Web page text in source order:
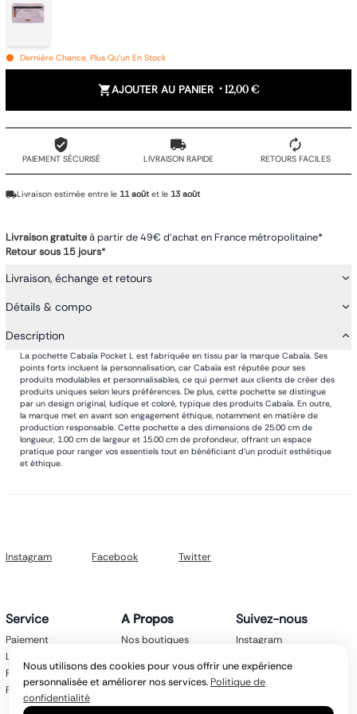
Dernière Chance, Plus Qu'un En Stock
AJOUTER AU PANIER •12,00 €
PAIEMENT SÉCURISÉ LIVRAISON RAPIDE RETOURS FACILES
Livraison estimée entre le 11 août et le 13 août
Livraison gratuiteà partir de 49€ d'achat en France métropolitaine*
Retour sous 15 jours*
Livraison, échange et retours
Détails & compo
Description
La pochette Cabaïa Pocket L est fabriquée en tissu par la marque Cabaïa. Ses
points forts incluent la personnalisation, car Cabaïa est réputée pour ses
produits modulables et personnalisables, ce qui permet aux clients de créer des
produits uniques selon leurs préférences. De plus, cette pochette se distingue
par un design original, ludique et coloré, typique des produits Cabaïa. En outre,
la marque met en avant son engagement éthique, notamment en matière de
production responsable. Cette pochette a des dimensions de 25.00 cm de
longueur, 1.00 cm de largeur et 15.00 cm de profondeur, offrant un espace
pratique pour ranger vos essentiels tout en bénéficiant d'un produit esthétique
et éthique.
Instagram Facebook Twitter
Service
Paiement
Livraison
Retours
FAQ
A Propos
Nos boutiques
Mentions légales
CGV
Politique de
Suivez-nous
Instagram
Twitter
Nous utilisons des cookies pour vous offrir une expérience
personnalisée et améliorer nos services. Politique de
confidentialité